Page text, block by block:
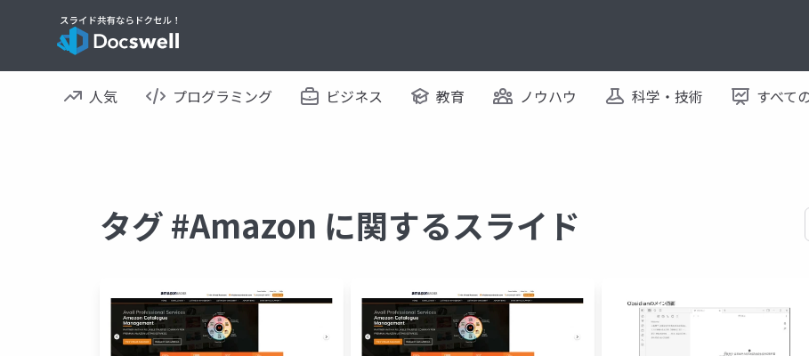
人気 プログラミング ビジネス 教育 ノウハウ 科学・技術 すべて
タグ #Amazon に関するスライド